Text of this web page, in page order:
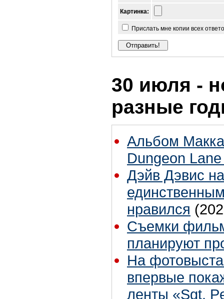
Картинка:
Прислать мне копии всех
30 июля -
разные
Альбом
Dungeon
Дэйв Дэвис
нравился
Съемки
планируют
На
впервые
ленты «Sgt.